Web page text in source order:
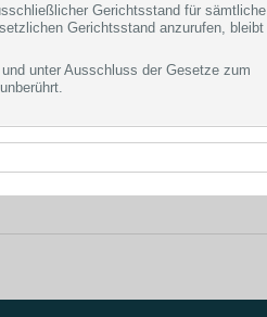
Gerichtsstand für sämtliche
Gerichtsstand anzurufen, bleibt
unter Ausschluss der Gesetze zum